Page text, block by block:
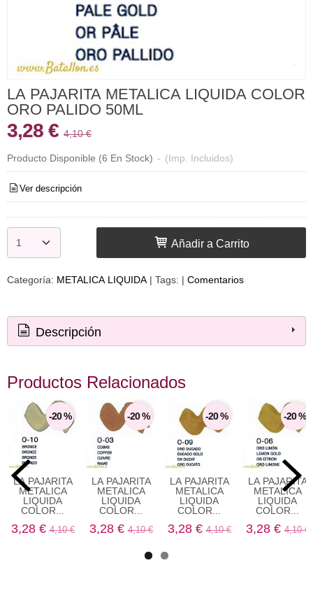
LA PAJARITA METALICA LIQUIDA COLOR
ORO PALIDO 50ML
3,28 € 4,10 €
Producto Disponible (6 En Stock) - (Imp. Incluidos)
Ver descripción
Añadir a Carrito
Categoría: METALICA LIQUIDA | Tags: | Comentarios
Descripción
Productos Relacionados
-20 %
LA PAJARITA
METALICA
LIQUIDA
COLOR...
3,28 €4,10 €
-20 %
LA PAJARITA
METALICA
LIQUIDA
COLOR...
3,28 €4,10 €
-20 %
LA PAJARITA
METALICA
LIQUIDA
COLOR...
3,28 €4,10 €
-20 %
LA PAJARITA
METALICA
LIQUIDA
COLOR...
3,28 €4,10 €